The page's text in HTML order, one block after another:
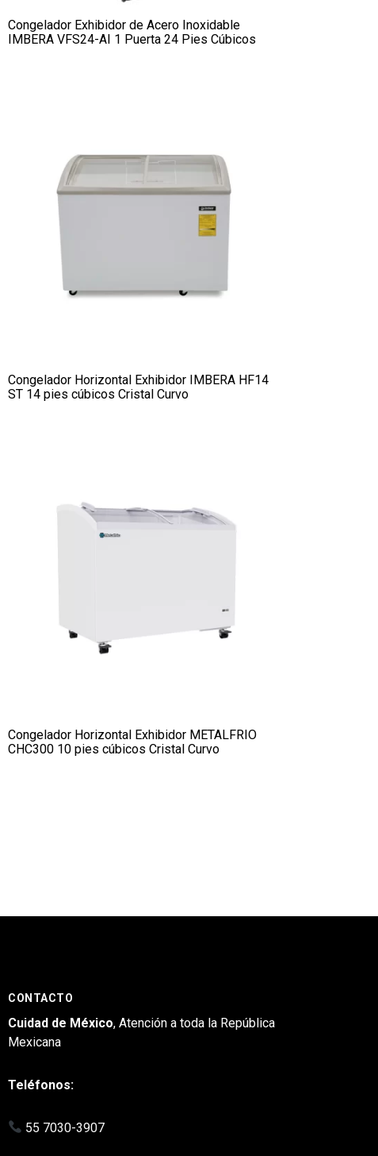
Congelador Exhibidor de Acero Inoxidable
IMBERA VFS24-AI 1 Puerta 24 Pies Cúbicos
Congelador Horizontal Exhibidor IMBERA HF14
ST 14 pies cúbicos Cristal Curvo
Congelador Horizontal Exhibidor METALFRIO
CHC300 10 pies cúbicos Cristal Curvo
CONTACTO
Cuidad de México, Atención a toda la República
Mexicana
Teléfonos:
55 7030-3907